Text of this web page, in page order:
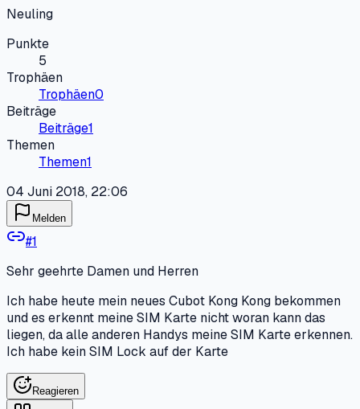
Neuling
Punkte
5
Trophäen
Trophäen0
Beiträge
Beiträge1
Themen
Themen1
04 Juni 2018, 22:06
Melden
#1
Sehr geehrte Damen und Herren
Ich habe heute mein neues Cubot Kong Kong bekommen
und es erkennt meine SIM Karte nicht woran kann das
liegen, da alle anderen Handys meine SIM Karte erkennen.
Ich habe kein SIM Lock auf der Karte
Reagieren